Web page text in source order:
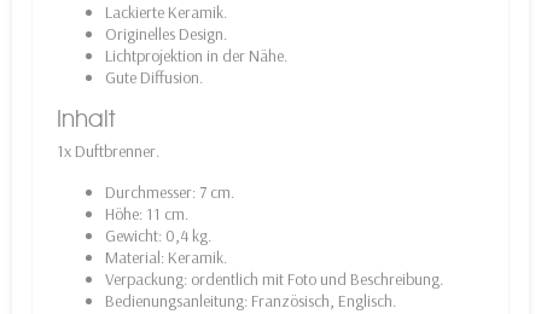
Lackierte Keramik.
Originelles Design.
Lichtprojektion in der Nähe.
Gute Diffusion.
Inhalt
1x Duftbrenner.
Durchmesser: 7 cm.
Höhe: 11 cm.
Gewicht: 0,4 kg.
Material: Keramik.
Verpackung: ordentlich mit Foto und Beschreibung.
Bedienungsanleitung: Französisch, Englisch.